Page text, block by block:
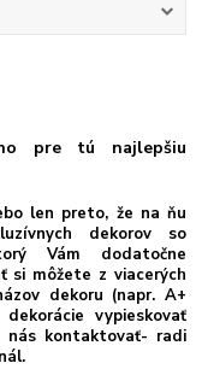
pre tú najlepšiu
len preto, že na ňu
dekorov so
Vám dodatočne
si môžete z viacerých
dekoru (napr. A+
vypieskovať
nás kontaktovať- radi